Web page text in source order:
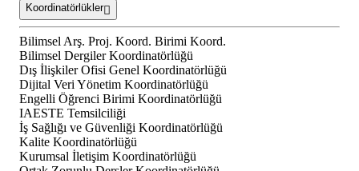
Koordinatörlükler
Bilimsel Arş. Proj. Koord. Birimi Koord.
Bilimsel Dergiler Koordinatörlüğü
Dış İlişkiler Ofisi Genel Koordinatörlüğü
Dijital Veri Yönetim Koordinatörlüğü
Engelli Öğrenci Birimi Koordinatörlüğü
IAESTE Temsilciliği
İş Sağlığı ve Güvenliği Koordinatörlüğü
Kalite Koordinatörlüğü
Kurumsal İletişim Koordinatörlüğü